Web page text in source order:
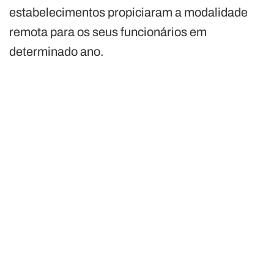
estabelecimentos propiciaram a modalidade
remota para os seus funcionários em
determinado ano.